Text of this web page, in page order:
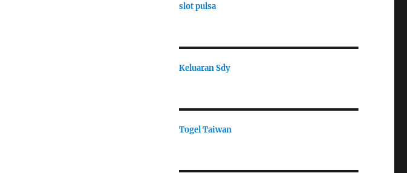
slot pulsa
Keluaran Sdy
Togel Taiwan